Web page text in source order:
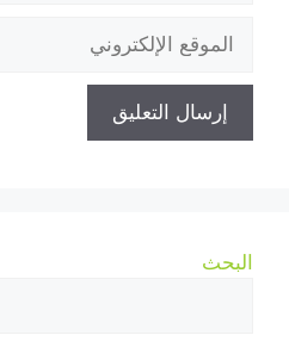
الإلكتروني
البحث